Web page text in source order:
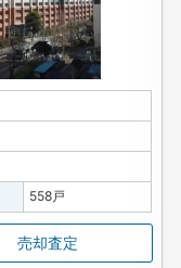
558戸
売却査定